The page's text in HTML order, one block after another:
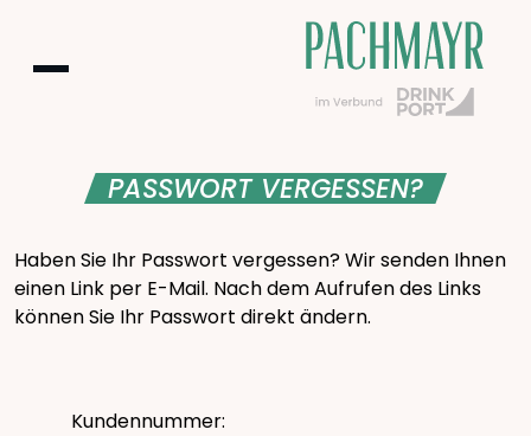
PASSWORT VERGESSEN?
Haben Sie Ihr Passwort vergessen? Wir senden Ihnen
einen Link per E-Mail. Nach dem Aufrufen des Links
können Sie Ihr Passwort direkt ändern.
Kundennummer: